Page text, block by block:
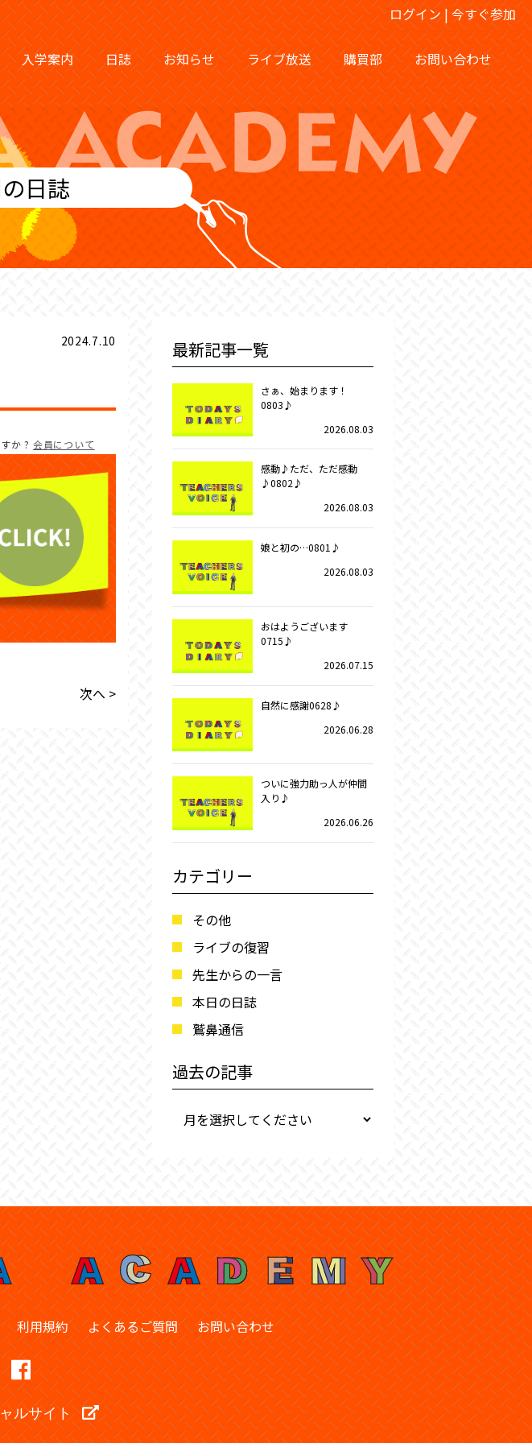
ログイン | 今すぐ参加
入学案内 日誌 お知らせ ライブ放送 購買部 お問い合わせ
日誌
2024.7.10
か ? 会員について
次へ >
最新記事一覧
さぁ、始まります！
0803♪
2026.08.03
感動♪ただ、ただ感動
♪0802♪
2026.08.03
娘と初の…0801♪
2026.08.03
おはようございます
0715♪
2026.07.15
自然に感謝0628♪
2026.06.28
ついに強力助っ人が仲間
入り♪
2026.06.26
カテゴリー
その他
ライブの復習
先生からの一言
本日の日誌
鷲鼻通信
過去の記事
利用規約 よくあるご質問 お問い合わせ
ルサイト